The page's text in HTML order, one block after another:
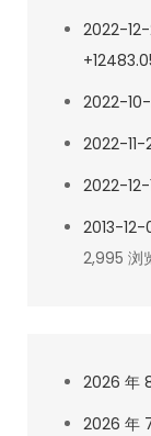
2022-12-
2022-
2022-11-
2022-12-
2013-12-
2,995 浏
2026 年
2026 年